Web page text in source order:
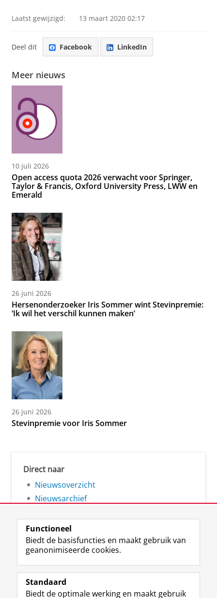
Laatst gewijzigd: 13 maart 2020 02:17
Deel dit Facebook LinkedIn
Meer nieuws
10 juli 2026
Open access quota 2026 verwacht voor Springer,
Taylor & Francis, Oxford University Press, LWW en
Emerald
26 juni 2026
Hersenonderzoeker Iris Sommer wint Stevinpremie:
‘Ik wil het verschil kunnen maken’
26 juni 2026
Stevinpremie voor Iris Sommer
Direct naar
Nieuwsoverzicht
Nieuwsarchief
Volg de RUG
F
a
e
L
i
k
R
S
-
I
n
t
Y
o
T
Functioneel
Biedt de basisfuncties en maakt gebruik van
geanonimiseerde cookies.
Standaard
Biedt de optimale werking en maakt gebruik